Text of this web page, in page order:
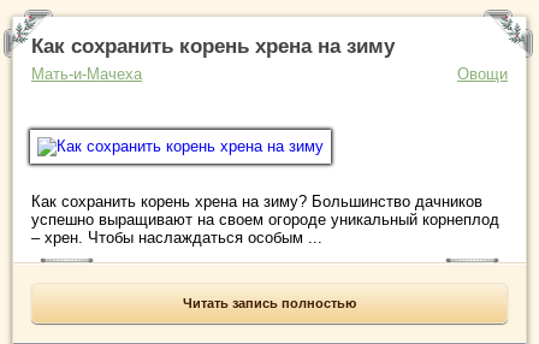
Как сохранить корень хрена на зиму
Мать-и-Мачеха Овощи
Как сохранить корень хрена на зиму? Большинство дачников
успешно выращивают на своем огороде уникальный корнеплод
– хрен. Чтобы наслаждаться особым ...
Читать запись полностью